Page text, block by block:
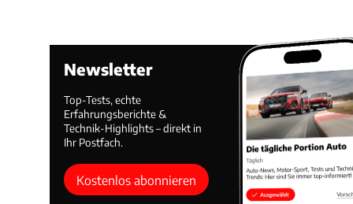
Newsletter
Top-Tests, echte
Erfahrungsberichte &
Technik-Highlights – direkt in
Ihr Postfach.
Kostenlos abonnieren